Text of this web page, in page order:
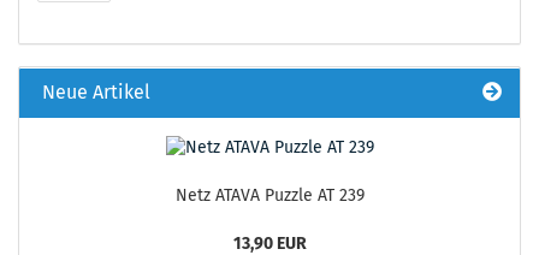
Neue Artikel
Netz ATAVA Puzzle AT 239
13,90 EUR